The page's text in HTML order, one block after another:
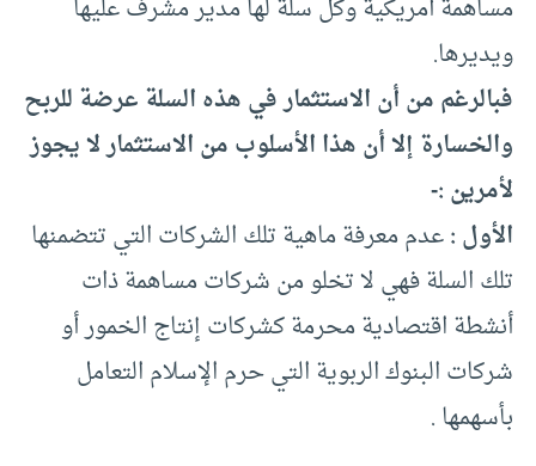
مساهمة أمريكية وكل سلة لها مدير مشرف عليها
ويديرها.
فبالرغم من أن الاستثمار في هذه السلة عرضة للربح
والخسارة إلا أن هذا الأسلوب من الاستثمار لا يجوز
لأمرين :-
الأول :عدم معرفة ماهية تلك الشركات التي تتضمنها
تلك السلة فهي لا تخلو من شركات مساهمة ذات
أنشطة اقتصادية محرمة كشركات إنتاج الخمور أو
شركات البنوك الربوية التي حرم الإسلام التعامل
بأسهمها .